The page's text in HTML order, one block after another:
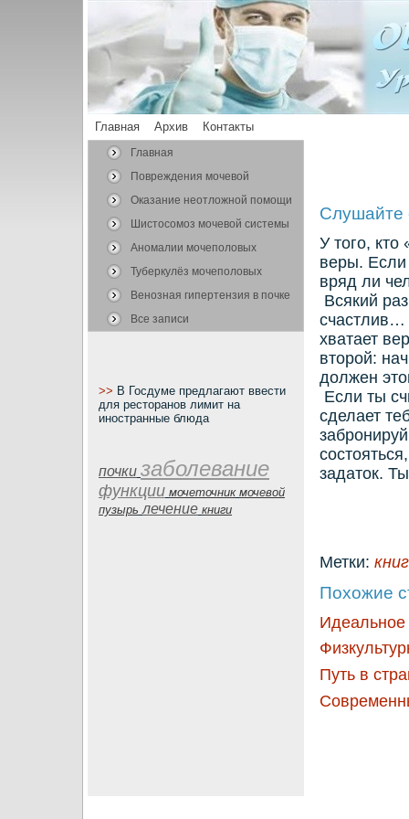
Главная Архив Контакты
Главная
Повреждения мочевой
системы
Оказание неотложной помощи
Шистосомоз мочевой системы
Аномалии мочеполовых
органов
Туберкулёз мочеполовых
органов
Венозная гипертензия в почке
Все записи
>> В Госдуме предлагают ввести
для ресторанов лимит на
иностранные блюда
почки заболевание
функции мочеточник мочевой
пузырь лечение книги
Слушайте
У того, кто
веры. Если
вряд ли
Всякий
счастлив…
хватает
второй:
должен
Если ты
сделает
задаток.
Метки:
Похожие
Идеальное
Путь в